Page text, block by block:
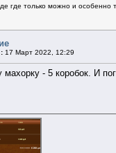
где только можно и особенно
17 Март 2022, 12:29
махорку - 5 коробок. И